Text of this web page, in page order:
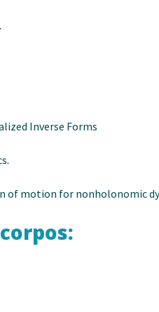
.
Inverse Forms
.
of motion for nonholonomic